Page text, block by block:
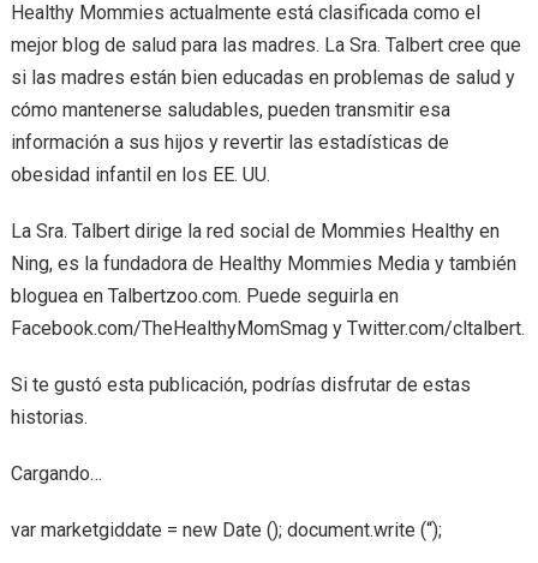
Healthy Mommies actualmente está clasificada como el
mejor blog de salud para las madres. La Sra. Talbert cree que
si las madres están bien educadas en problemas de salud y
cómo mantenerse saludables, pueden transmitir esa
información a sus hijos y revertir las estadísticas de
obesidad infantil en los EE. UU.
La Sra. Talbert dirige la red social de Mommies Healthy en
Ning, es la fundadora de Healthy Mommies Media y también
bloguea en Talbertzoo.com. Puede seguirla en
Facebook.com/TheHealthyMomSmag y Twitter.com/cltalbert.
Si te gustó esta publicación, podrías disfrutar de estas
historias.
Cargando…
var marketgiddate = new Date (); document.write (“);